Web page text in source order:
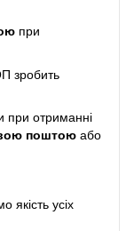
при
зробить
при отриманні
поштою або
якість усіх